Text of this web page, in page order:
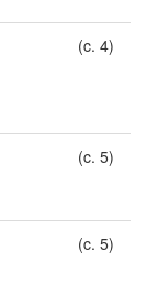
(c. 4)
(c. 5)
(c. 5)